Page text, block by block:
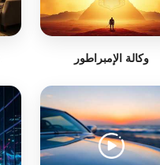
وكالة الإمبراطور